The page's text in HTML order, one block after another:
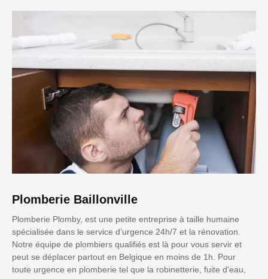
Plomberie Baillonville
Plomberie Plomby, est une petite entreprise à taille humaine
spécialisée dans le service d’urgence 24h/7 et la rénovation.
Notre équipe de plombiers qualifiés est là pour vous servir et
peut se déplacer partout en Belgique en moins de 1h. Pour
toute urgence en plomberie tel que la robinetterie, fuite d'eau,